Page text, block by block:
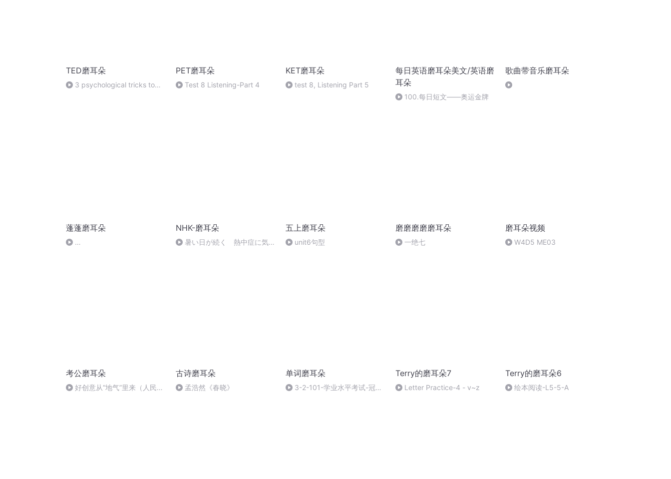
TED磨耳朵
3 psychological tricks to
PET磨耳朵
Test 8 Listening-Part 4
KET磨耳朵
test 8, Listening Part 5
每日英语磨耳朵美文/英语磨
耳朵
100.每日短文——奥运金牌
歌曲带音乐磨耳朵
蓬蓬磨耳朵 NHK-磨耳朵
暑い日が続く 熱中症に気を
五上磨耳朵
unit6句型
磨磨磨磨磨耳朵
一绝七
磨耳朵视频
W4D5 ME03
考公磨耳朵
好创意从“地气”里来（人民日
古诗磨耳朵
孟浩然《春晓》
单词磨耳朵
3-2-101-学业水平考试-冠词
Terry的磨耳朵7
Letter Practice-4 - v~z
Terry的磨耳朵6
绘本阅读-L5-5-A